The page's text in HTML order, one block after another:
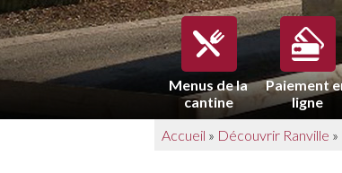
Menus de la
cantine
Paiement
ligne
Accueil » Découvrir Ranville »